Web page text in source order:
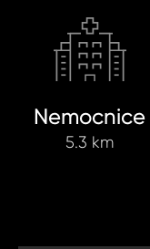
Nemocnice
5.3 km